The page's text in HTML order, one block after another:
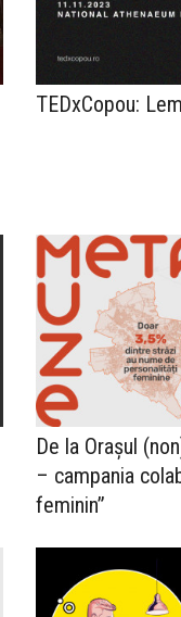
TEDxCopou:
De la Orașul
– campania
feminin”